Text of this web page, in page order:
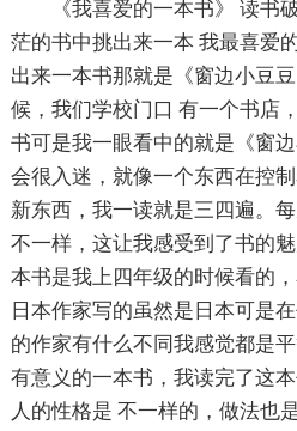
《我喜爱的一本书》 读书
茫的书中挑出来一本 我最喜爱
出来一本书那就是《窗边小豆
候，我们学校门口 有一个书店
书可是我一眼看中的就是《窗
会很入迷，就像一个东西在控
新东西，我一读就是三四遍。
不一样，这让我感受到了书的
本书是我上四年级的时候看的
日本作家写的虽然是日本可是
的作家有什么不同我感觉都是
有意义的一本书，我读完了这
人的性格是 不一样的，做法也